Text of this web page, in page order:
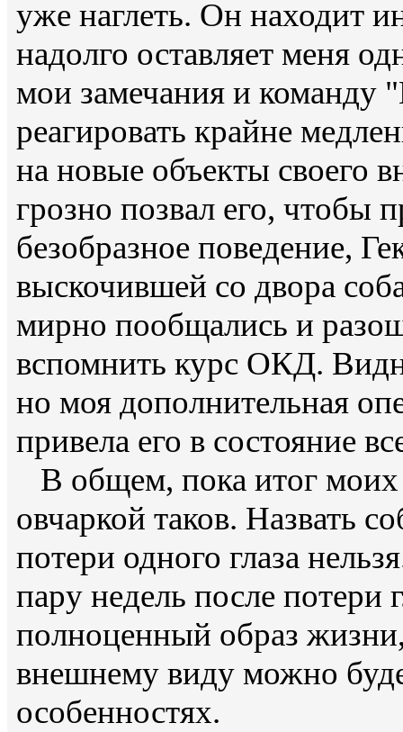
уже наглеть. Он находит
надолго оставляет меня
мои замечания и команду
реагировать крайне
на новые объекты своего
грозно позвал его, чтобы
безобразное поведение,
выскочившей со двора
мирно пообщались и
вспомнить курс ОКД.
но моя дополнительная
привела его в состояние
В общем, пока итог моих
овчаркой таков. Назвать
потери одного глаза
пару недель после потери
полноценный образ
внешнему виду можно
особенностях.